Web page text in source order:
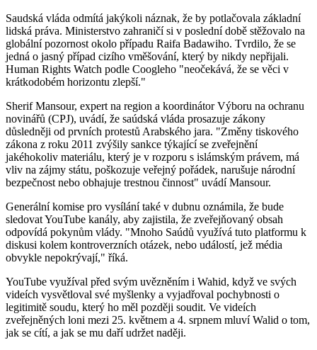
Saudská vláda odmítá jakýkoli náznak, že by potlačovala základní
lidská práva. Ministerstvo zahraničí si v poslední době stěžovalo na
globální pozornost okolo případu Raifa Badawiho. Tvrdilo, že se
jedná o jasný případ cizího vměšování, který by nikdy nepřijali.
Human Rights Watch podle Coogleho "neočekává, že se věci v
krátkodobém horizontu zlepší."
Sherif Mansour, expert na region a koordinátor Výboru na ochranu
novinářů (CPJ), uvádí, že saúdská vláda prosazuje zákony
důsledněji od prvních protestů Arabského jara. "Změny tiskového
zákona z roku 2011 zvýšily sankce týkající se zveřejnění
jakéhokoliv materiálu, který je v rozporu s islámským právem, má
vliv na zájmy státu, poškozuje veřejný pořádek, narušuje národní
bezpečnost nebo obhajuje trestnou činnost" uvádí Mansour.
Generální komise pro vysílání také v dubnu oznámila, že bude
sledovat YouTube kanály, aby zajistila, že zveřejňovaný obsah
odpovídá pokynům vlády. "Mnoho Saúdů využívá tuto platformu k
diskusi kolem kontroverzních otázek, nebo událostí, jež média
obvykle nepokrývají," říká.
YouTube využíval před svým uvězněním i Wahid, když ve svých
videích vysvětloval své myšlenky a vyjadřoval pochybnosti o
legitimitě soudu, který ho měl později soudit. Ve videích
zveřejněných loni mezi 25. květnem a 4. srpnem mluví Walid o tom,
jak se cítí, a jak se mu daří udržet naději.